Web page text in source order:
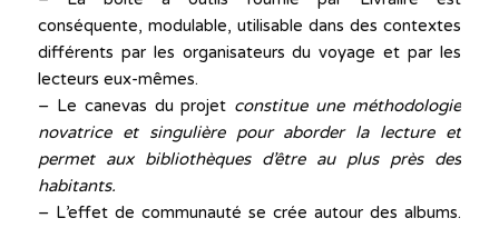
conséquente, modulable, utilisable dans des contextes
différents par les organisateurs du voyage et par les
lecteurs eux-mêmes.
– Le canevas du projet constitue une méthodologie
novatrice et singulière pour aborder la lecture et
permet aux bibliothèques d’être au plus près des
habitants.
– L’effet de communauté se crée autour des albums.